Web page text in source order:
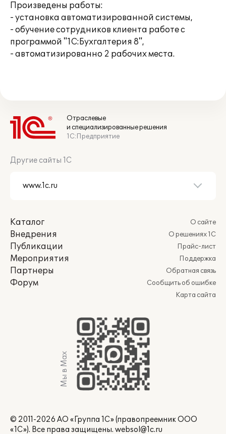
Произведены работы:
- установка автоматизированной системы,
- обучение сотрудников клиента работе с
программой "1С:Бухгалтерия 8",
- автоматизированно 2 рабочих места.
Отраслевые
и специализированные решения
1С:Предприятие
Другие сайты 1С
Каталог
Внедрения
Публикации
Мероприятия
Партнеры
Форум
О сайте
О решениях 1С
Прайс-лист
Поддержка
Обратная связь
Сообщить об ошибке
Карта сайта
Мы в Max
© 2011-2026 АО «Группа 1С» (правопреемник ООО
«1С»). Все права защищены. websol@1c.ru